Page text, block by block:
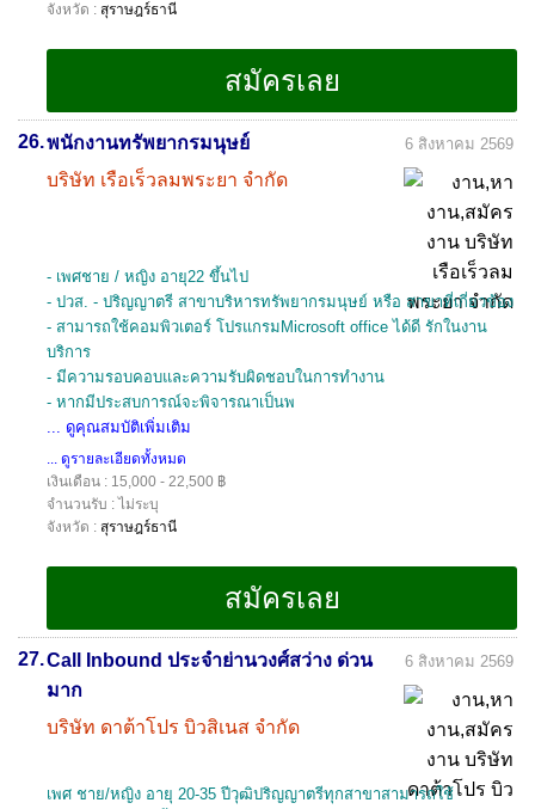
จังหวัด : สุราษฎร์ธานี
26.พนักงานทรัพยากรมนุษย์
บริษัท เรือเร็วลมพระยา จำกัด
6 สิงหาคม 2569
- เพศชาย / หญิง อายุ22 ขึ้นไป
- ปวส. - ปริญญาตรี สาขาบริหารทรัพยากรมนุษย์ หรือ สาขาที่เกี่ยวข้อง
- สามารถใช้คอมพิวเตอร์ โปรแกรมMicrosoft office ได้ดี รักในงาน
บริการ
- มีความรอบคอบและความรับผิดชอบในการทำงาน
- หากมีประสบการณ์จะพิจารณาเป็นพ
... ดูคุณสมบัติเพิ่มเติม
... ดูรายละเอียดทั้งหมด
เงินเดือน : 15,000 - 22,500 ฿
จำนวนรับ : ไม่ระบุ
จังหวัด : สุราษฎร์ธานี
27.Call Inbound ประจำย่านวงศ์สว่าง ด่วน
มาก
บริษัท ดาต้าโปร บิวสิเนส จำกัด
6 สิงหาคม 2569
เพศ ชาย/หญิง อายุ 20-35 ปีวุฒิปริญญาตรีทุกสาขาสามารถใช้